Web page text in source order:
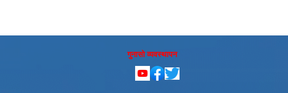
गुनासो व्यवस्थापन